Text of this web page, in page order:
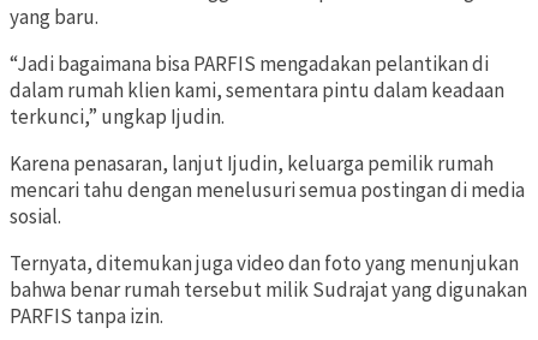
yang baru.
“Jadi bagaimana bisa PARFIS mengadakan pelantikan di
dalam rumah klien kami, sementara pintu dalam keadaan
terkunci,” ungkap Ijudin.
Karena penasaran, lanjut Ijudin, keluarga pemilik rumah
mencari tahu dengan menelusuri semua postingan di media
sosial.
Ternyata, ditemukan juga video dan foto yang menunjukan
bahwa benar rumah tersebut milik Sudrajat yang digunakan
PARFIS tanpa izin.